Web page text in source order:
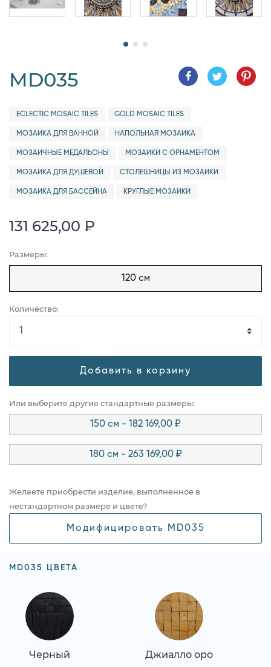
MD035
ECLECTIC MOSAIC TILES GOLD MOSAIC TILES
МОЗАИКА ДЛЯ ВАННОЙ НАПОЛЬНАЯ МОЗАИКА
МОЗАИЧНЫЕ МЕДАЛЬОНЫ МОЗАИКИ С ОРНАМЕНТОМ
МОЗАИКА ДЛЯ ДУШЕВОЙ СТОЛЕШНИЦЫ ИЗ МОЗАИКИ
МОЗАИКА ДЛЯ БАССЕЙНА КРУГЛЫЕ МОЗАИКИ
131 625,00 ₽
Размеры:
120 см
Количество:
Добавить в корзину
Или выберите другие стандартные размеры:
150 см - 182 169,00 ₽
180 см - 263 169,00 ₽
Желаете приобрести изделие, выполненное в
нестандартном размере и цвете?
Модифицировать MD035
MD035 ЦВЕТА
Черный Джиалло оро